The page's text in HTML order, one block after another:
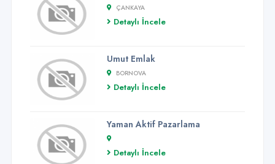
ÇANKAYA
Detaylı İncele
Umut Emlak
BORNOVA
Detaylı İncele
Yaman Aktif Pazarlama
Detaylı İncele